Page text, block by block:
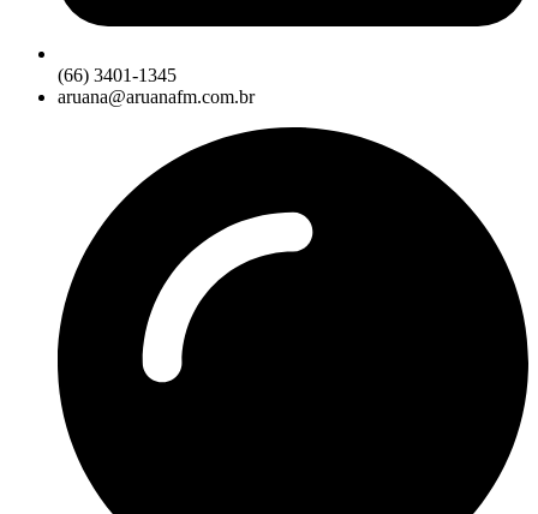
(66) 3401-1345
aruana@aruanafm.com.br